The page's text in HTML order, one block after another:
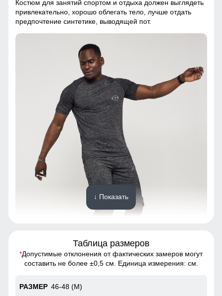
Костюм для занятий спортом и отдыха должен выглядеть
привлекательно, хорошо облегать тело, лучше отдать
предпочтение синтетике, выводящей пот.
Костюм для занятий спортом и отдыха должен выглядеть
привлекательно, хорошо облегать тело, лучше отдать
↓ Показать
Таблица размеров
*Допустимые отклонения от фактических замеров могут
составить не более ±0,5 см. Единица измерения: см.
46-48 (M)